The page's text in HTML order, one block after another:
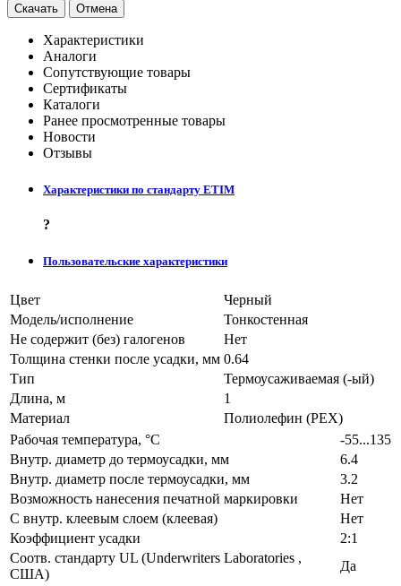
Скачать Отмена
Характеристики
Аналоги
Сопутствующие товары
Сертификаты
Каталоги
Ранее просмотренные товары
Новости
Отзывы
Характеристики по стандарту ETIM
?
Пользовательские характеристики
Цвет
Черный
Модель/исполнение
Тонкостенная
Не содержит (без) галогенов
Нет
Толщина стенки после усадки, мм 0.64
Тип
Термоусаживаемая (-ый)
Длина, м
1
Материал
Полиолефин (PEX)
Рабочая температура, °C
-55...135
Внутр. диаметр до термоусадки, мм
6.4
Внутр. диаметр после термоусадки, мм
3.2
Возможность нанесения печатной маркировки
Нет
С внутр. клеевым слоем (клеевая)
Нет
Коэффициент усадки
2:1
Соотв. стандарту UL (Underwriters Laboratories ,
США)
Да